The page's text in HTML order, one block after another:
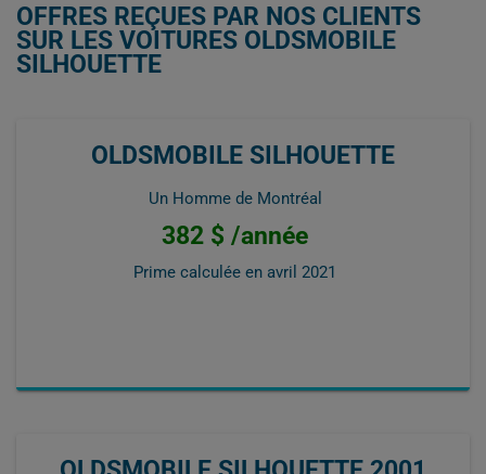
OFFRES REÇUES PAR NOS CLIENTS
SUR LES VOITURES OLDSMOBILE
SILHOUETTE
OLDSMOBILE SILHOUETTE
Un Homme de Montréal
382 $ /année
Prime calculée en avril 2021